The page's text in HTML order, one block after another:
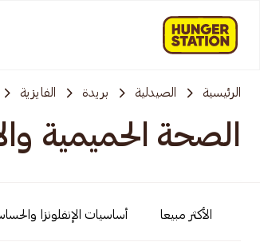
الرئيسية الصيدلية بريدة الفايزية
الصحة الحميمية
الأكثر مبيعا أساسيات الإنفلونزا